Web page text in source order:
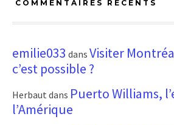
COMMENTAIRES RÉCENTS
emilie033 dans Visiter
c’est possible ?
Herbaut dans Puerto Williams,
l’Amérique